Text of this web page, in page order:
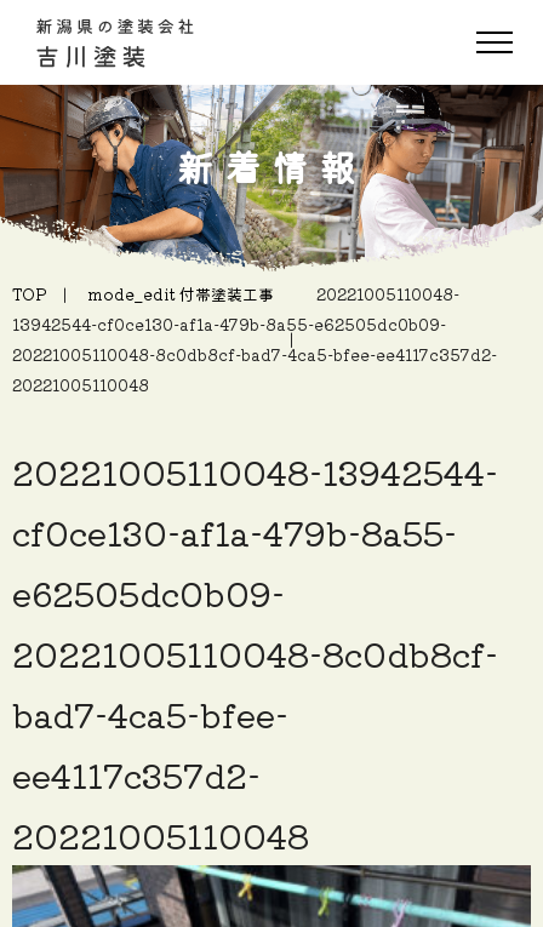
新着情報
TOP mode_edit付帯塗装工事
20221005110048-
13942544-cf0ce130-af1a-479b-8a55-e62505dc0b09-
20221005110048-8c0db8cf-bad7-4ca5-bfee-ee4117c357d2-
20221005110048
20221005110048-13942544-
cf0ce130-af1a-479b-8a55-
e62505dc0b09-
20221005110048-8c0db8cf-
bad7-4ca5-bfee-
ee4117c357d2-
20221005110048